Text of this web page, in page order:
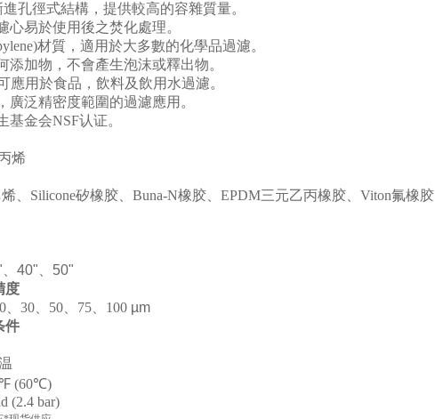
進孔徑式結構，提供較高的容雜質量。
心易於使用後之焚化處理。
材質，適用於大多數的化學品過濾。
添加物，不會產生泡沫或釋出物。
應用於食品，飲料及飲用水過濾。
廣泛精密度範圍的過濾應用 。
基金会NSF认证。
烯
、Silicone矽橡胶、Buna-N橡胶、EPDM三元乙丙橡胶、Viton氟橡胶
40"
50"
度
30 50 75 100 µm
件
(60℃)
(2.4 bar)